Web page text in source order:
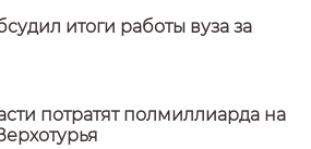
итоги работы вуза за
потратят полмиллиарда на